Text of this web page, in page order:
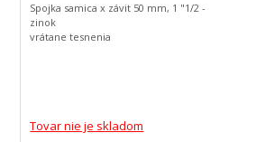
Tovar nie je skladom
Spojka samica x závit 50 mm, 1 "1/2 -
zinok
vrátane tesnenia